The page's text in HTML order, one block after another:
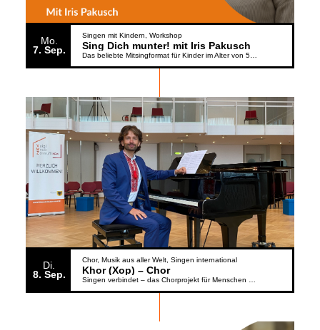
Mo.
7 Sep.
Singen mit Kindern Workshop
Sing Dich munter! mit Iris Pakusch
Das beliebte Mitsingformat für Kinder im Alter von 5 bis 6 Jahren geht weiter
Di.
8 Sep.
Chor Musik aus aller Welt Singen international
Khor (Xop) – Chor